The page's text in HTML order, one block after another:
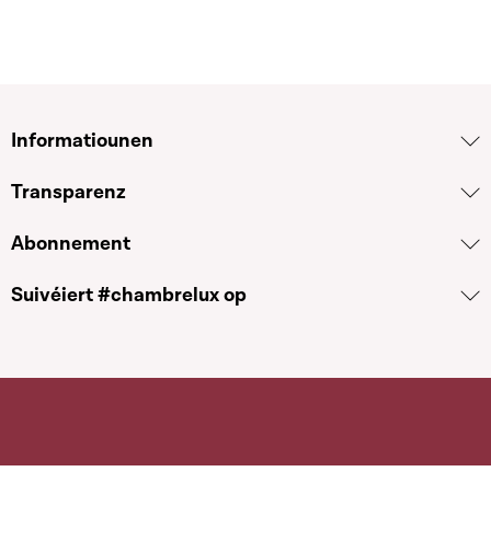
Informatiounen
Transparenz
Abonnement
Suivéiert #chambrelux op